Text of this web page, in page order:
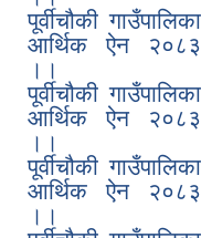
पूर्वीचौकी गाउँपालिका
आर्थिक ऐन २०८३
।।
पूर्वीचौकी गाउँपालिका
आर्थिक ऐन २०८३
।।
पूर्वीचौकी गाउँपालिका
आर्थिक ऐन २०८३
।।